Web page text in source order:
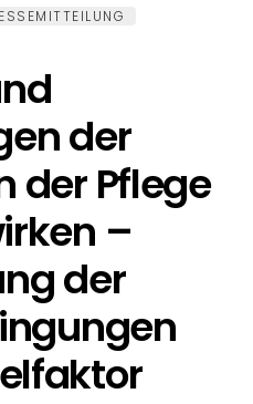
der
der Pflege
–
der